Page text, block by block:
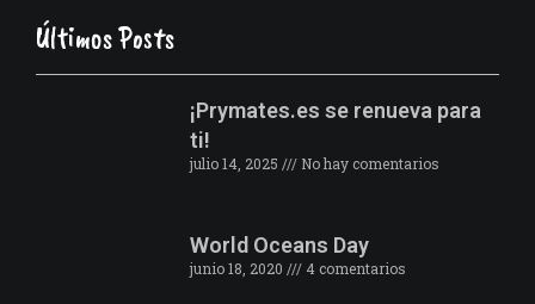
Últimos Posts
¡Prymates.es se renueva para
ti!
julio 14, 2025 No hay comentarios
World Oceans Day
junio 18, 2020 4 comentarios